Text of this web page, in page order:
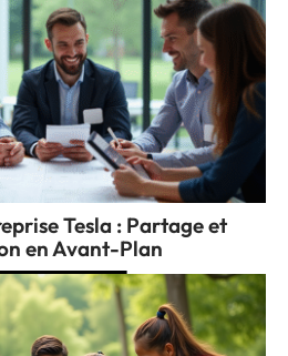
Tesla : Partage et
en Avant-Plan